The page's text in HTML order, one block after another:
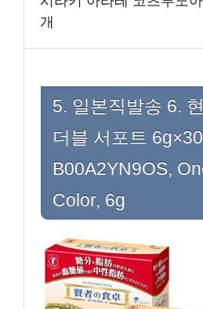
개
5. 일본직발송 6.
더블 서포트
B00A2YN9OS,
Color, 6g